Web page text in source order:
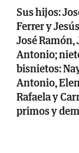
Sus hijos:
Ferrer y
José Ramón,
Antonio;
bisnietos:
Antonio,
Rafaela y
primos y